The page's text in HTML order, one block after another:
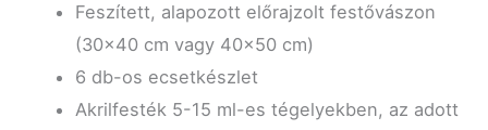
Feszített, alapozott előrajzolt festővászon
(30×40 cm vagy 40×50 cm)
6 db-os ecsetkészlet
Akrilfesték 5-15 ml-es tégelyekben, az adott